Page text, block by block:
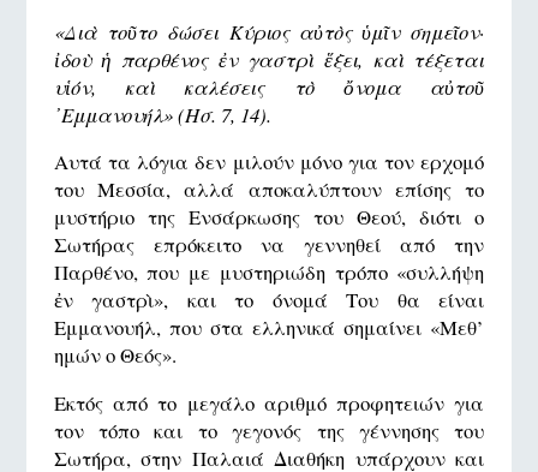
«Διὰ τοῦτο δώσει Κύριος αὐτὸς ὑμῖν σημεῖον·
ἰδοὺ ἡ παρθένος ἐν γαστρὶ ἕξει, καὶ τέξεται
υἱόν, καὶ καλέσεις τὸ ὄνομα αὐτοῦ
᾿Εμμανουήλ» (Ησ. 7, 14).
Αυτά τα λόγια δεν μιλούν μόνο για τον ερχομό
του Μεσσία, αλλά αποκαλύπτουν επίσης το
μυστήριο της Ενσάρκωσης του Θεού, διότι ο
Σωτήρας επρόκειτο να γεννηθεί από την
Παρθένο, που με μυστηριώδη τρόπο «συλλήψη
ἐν γαστρὶ», και το όνομά Του θα είναι
Εμμανουήλ, που στα ελληνικά σημαίνει «Μεθ’
ημών ο Θεός».
Εκτός από το μεγάλο αριθμό προφητειών για
τον τόπο και το γεγονός της γέννησης του
Σωτήρα, στην Παλαιά Διαθήκη υπάρχουν και